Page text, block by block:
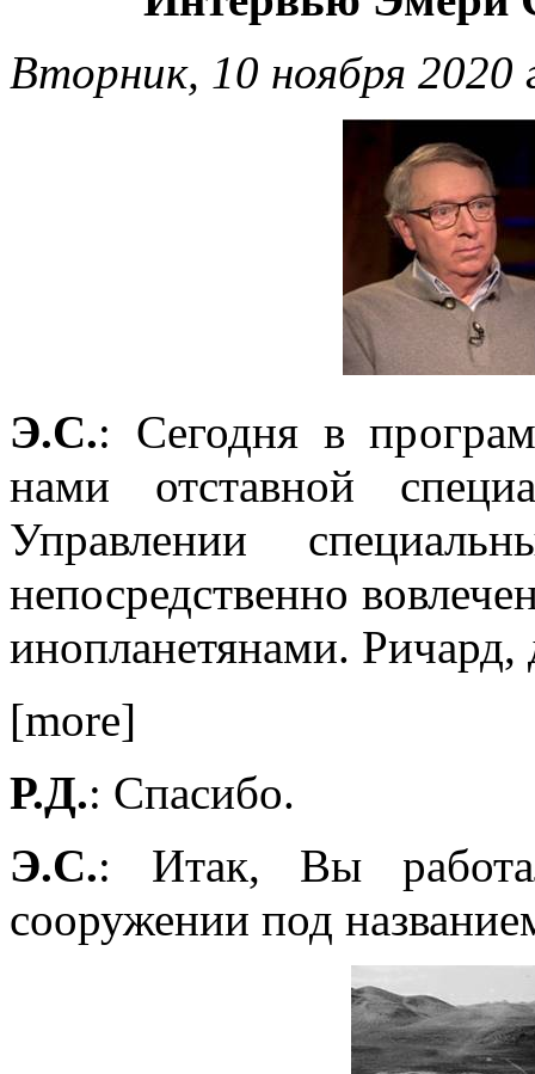
Вторник, 10 ноября 2020
Э.С.: Сегодня в
нами отставной
Управлении
непосредственно
инопланетянами. Ричард,
[more]
Р.Д.: Спасибо.
Э.С.: Итак, Вы
сооружении под